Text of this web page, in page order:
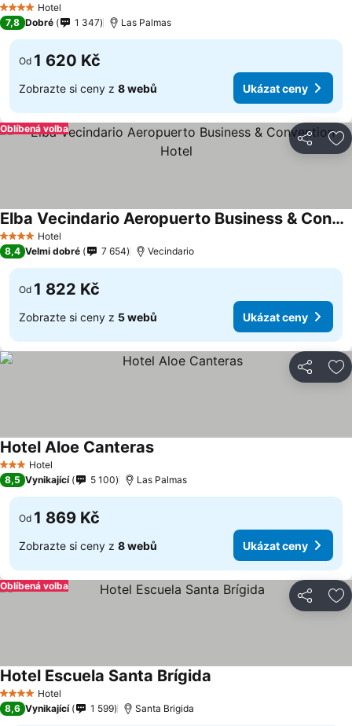
4 Počet hvězdiček
Hotel
7,8 Dobré 1 347 Las Palmas
Od 1 620 Kč
Zobrazte si ceny z 8 webů Ukázat ceny
Sdílet
Oblíbená volba
4 Počet hvězdiček
Hotel
Elba Vecindario Aeropuerto Business & Convention Hotel
8,4 Velmi dobré 7 654 Vecindario
Od 1 822 Kč
Zobrazte si ceny z 5 webů Ukázat ceny
Sdílet
3 Počet hvězdiček
Hotel
Hotel Aloe Canteras
8,5 Vynikající 5 100 Las Palmas
Od 1 869 Kč
Zobrazte si ceny z 8 webů Ukázat ceny
Sdílet
Oblíbená volba
4 Počet hvězdiček
Hotel
Hotel Escuela Santa Brígida
8,6 Vynikající 1 599 Santa Brigida